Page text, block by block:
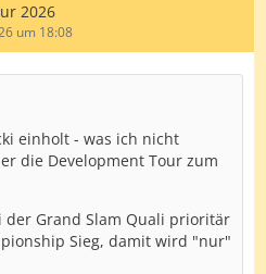
2026
um 18:08
einholt - was ich nicht
die Development Tour zum
der Grand Slam Quali prioritär
Sieg, damit wird "nur"